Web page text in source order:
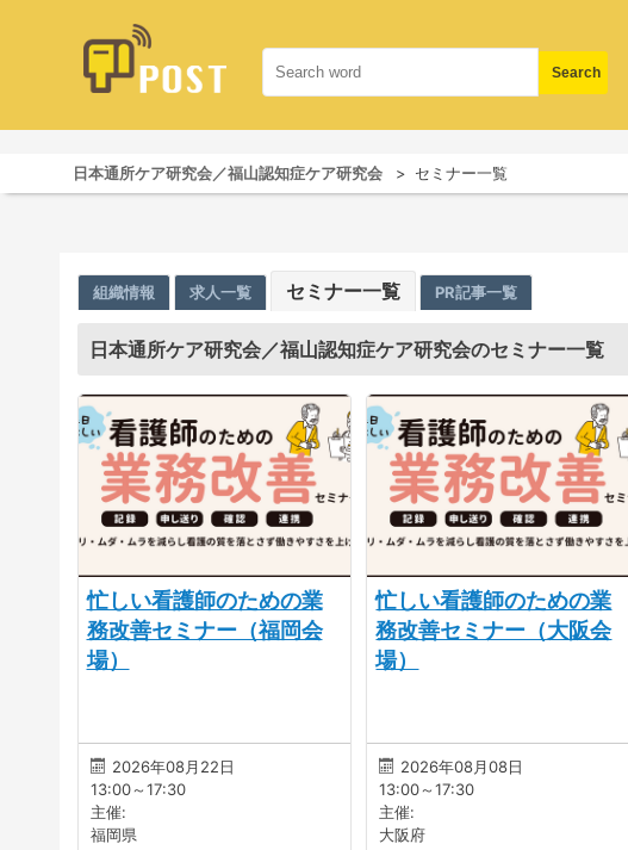
日本通所ケア研究会／福山認知症ケア研究会 セミナー一覧
組織情報 求人一覧 セミナー一覧 PR記事一覧
日本通所ケア研究会／福山認知症ケア研究会のセミナー一覧
忙しい看護師のための業
務改善セミナー（福岡会
場）
2026年08月22日
13:00～17:30
主催:
福岡県
忙しい看護師のための業
務改善セミナー（大阪会
場）
2026年08月08日
13:00～17:30
主催:
大阪府